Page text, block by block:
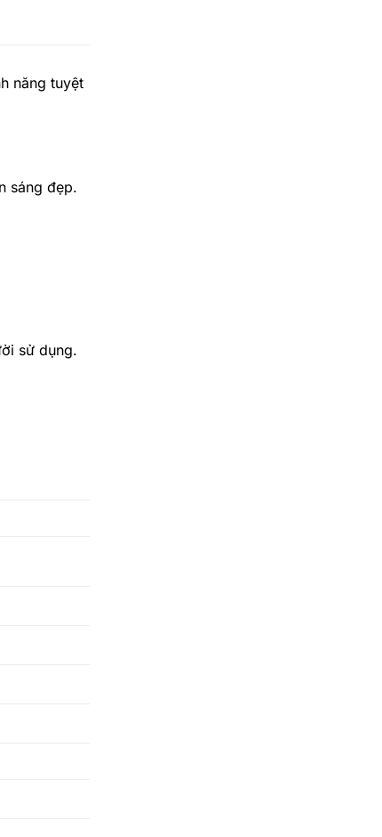
năng tuyệt
sáng đẹp.
sử dụng.